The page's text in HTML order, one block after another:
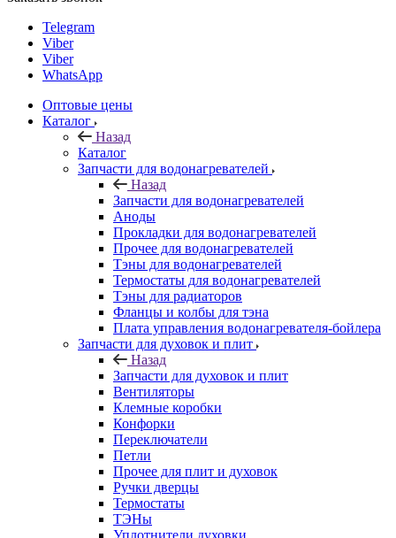
Telegram
Viber
Viber
WhatsApp
Оптовые цены
Каталог
Назад
Каталог
Запчасти для водонагревателей
Назад
Запчасти для водонагревателей
Аноды
Прокладки для водонагревателей
Прочее для водонагревателей
Тэны для водонагревателей
Термостаты для водонагревателей
Тэны для радиаторов
Фланцы и колбы для тэна
Плата управления водонагревателя-бойлера
Запчасти для духовок и плит
Назад
Запчасти для духовок и плит
Вентиляторы
Клемные коробки
Конфорки
Переключатели
Петли
Прочее для плит и духовок
Ручки дверцы
Термостаты
ТЭНы
Уплотнители духовки